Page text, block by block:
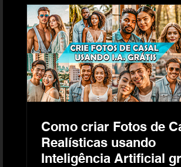
Como criar Fotos de
Realísticas usando
Inteligência Artificial